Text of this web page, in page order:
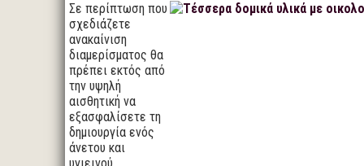
Σε περίπτωση που
σχεδιάζετε
ανακαίνιση
διαμερίσματος θα
πρέπει εκτός από
την υψηλή
αισθητική να
εξασφαλίσετε τη
δημιουργία ενός
άνετου και